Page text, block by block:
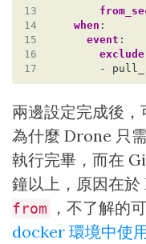
13
14
15
16
17
when :
event :
exclude
-
兩邊設定完成後，
為什麼 Drone 只
執行完畢，而在
鐘以上，原因在
from
，不了解的
docker 環境中使